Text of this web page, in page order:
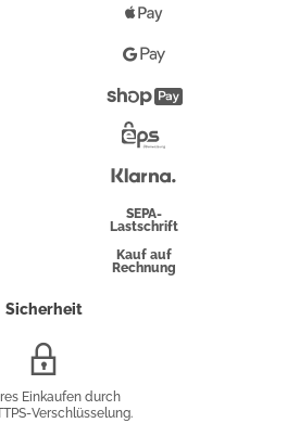
Pay
Google
Pay
Überweisung
SEPA-
Lastschrift
Kauf auf
Rechnung
Sicherheit
Einkaufen durch
Verschlüsselung.